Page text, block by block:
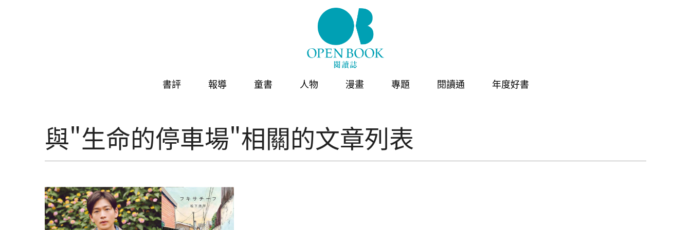
書評 報導 童書 人物 漫畫 專題 閱讀通 年度好書
與"生命的停車場"相關的文章列表